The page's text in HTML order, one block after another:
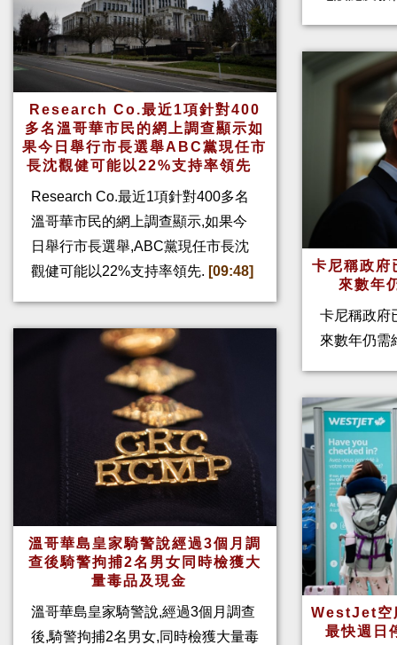
Research Co.最近1項針對400
多名溫哥華市民的網上調查顯示如
果今日舉行市長選舉ABC黨現任市
長沈觀健可能以22%支持率領先
Research Co.最近1項針對400多名
溫哥華市民的網上調查顯示,如果今
日舉行市長選舉,ABC黨現任市長沈
觀健可能以22%支持率領先. [09:48]
溫哥華島皇家騎警說經過3個月調
查後騎警拘捕2名男女同時檢獲大
量毒品及現金
溫哥華島皇家騎警說,經過3個月調查
後,騎警拘捕2名男女,同時檢獲大量毒
卡尼稱政府
來數年
卡尼稱政府
來數年仍需
WestJet空
最快週日